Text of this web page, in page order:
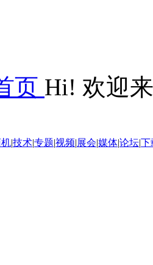
页 Hi! 欢迎
|技术|专题|视频|展会|媒体|论坛|下